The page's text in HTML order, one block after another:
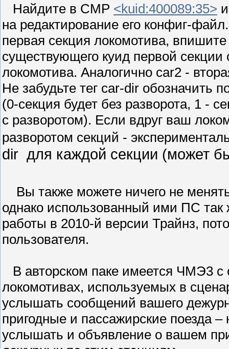
Найдите в СМР <kuid:400089:35>
на редактирование его конфиг-
первая секция локомотива,
существующего куид первой секции
локомотива. Аналогично car2 -
Не забудьте тег car-dir обозначить
(0-секция будет без разворота, 1 -
с разворотом). Если вдруг ваш
разворотом секций -
dir для каждой секции (может
Вы также можете ничего не
однако использованный ими ПС так
работы в 2010-й версии Трайнз,
пользователя.
В авторском паке имеется ЧМЭ3 с
локомотивах, используемых в
услышать сообщений вашего
пригодные и пассажирские поезда
услышать и объявление о вашем